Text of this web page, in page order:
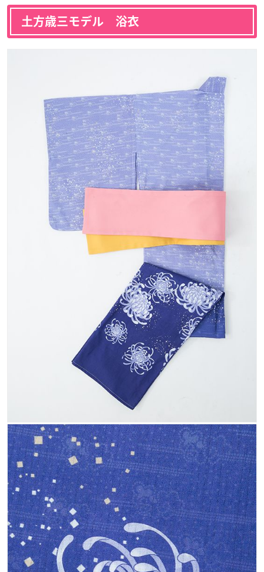
土方歳三モデル 浴衣